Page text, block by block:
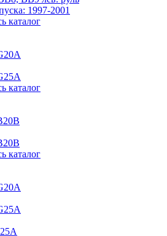
1997-2001
каталог
каталог
каталог